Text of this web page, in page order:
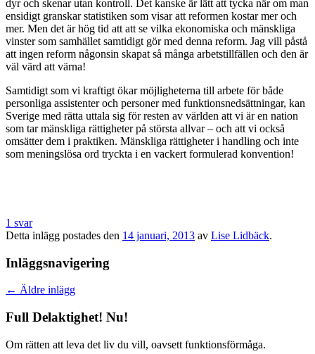
dyr och skenar utan kontroll. Det kanske är lätt att tycka när om man
ensidigt granskar statistiken som visar att reformen kostar mer och
mer. Men det är hög tid att att se vilka ekonomiska och mänskliga
vinster som samhället samtidigt gör med denna reform. Jag vill påstå
att ingen reform någonsin skapat så många arbetstillfällen och den är
väl värd att värna!
Samtidigt som vi kraftigt ökar möjligheterna till arbete för både
personliga assistenter och personer med funktionsnedsättningar, kan
Sverige med rätta uttala sig för resten av världen att vi är en nation
som tar mänskliga rättigheter på största allvar – och att vi också
omsätter dem i praktiken. Mänskliga rättigheter i handling och inte
som meningslösa ord tryckta i en vackert formulerad konvention!
1 svar
Detta inlägg postades den 14 januari, 2013 av Lise Lidbäck.
Inläggsnavigering
← Äldre inlägg
Full Delaktighet! Nu!
Om rätten att leva det liv du vill, oavsett funktionsförmåga.